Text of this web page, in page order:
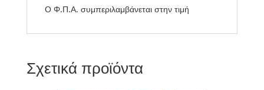
Ο Φ.Π.Α. συμπεριλαμβάνεται στην τιμή
Σχετικά προϊόντα